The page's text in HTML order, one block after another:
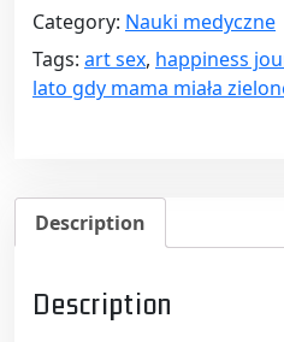
Category: Nauki medyczne
Tags: art sex, happiness
lato gdy mama miała
Description
Description